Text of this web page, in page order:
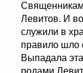
Левитов. И
служили в
правило шло
Выпадала